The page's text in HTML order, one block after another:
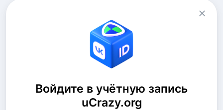
Войдите в учётную запись
uCrazy.org